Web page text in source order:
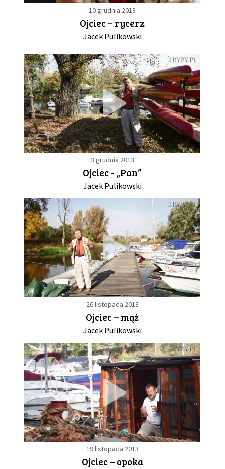
10 grudnia 2013
Ojciec – rycerz
Jacek Pulikowski
3 grudnia 2013
Ojciec - „Pan”
Jacek Pulikowski
26 listopada 2013
Ojciec – mąż
Jacek Pulikowski
19 listopada 2013
Ojciec – opoka